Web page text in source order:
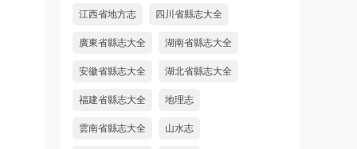
江西省地方志 四川省縣志大全
廣東省縣志大全 湖南省縣志大全
安徽省縣志大全 湖北省縣志大全
福建省縣志大全 地理志
雲南省縣志大全 山水志